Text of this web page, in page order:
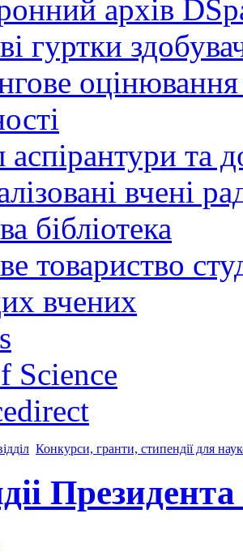
архів
гуртки
оцінювання
аспірантури та
вчені
бібліотека
товариство
вчених
Science
Конкурси, гранти, стипендії для